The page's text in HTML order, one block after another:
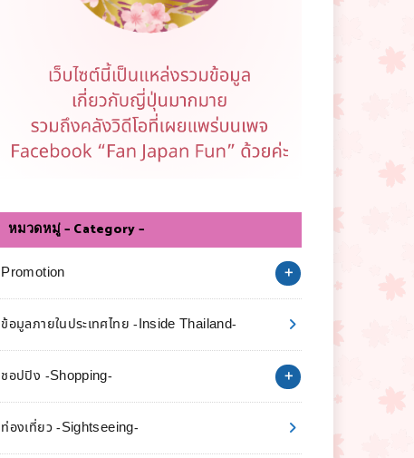
หมวดหมู่ – Category –
Promotion
ข้อมูลภายในประเทศไทย -Inside Thailand-
ชอปปิง -Shopping-
ท่องเที่ยว -Sightseeing-